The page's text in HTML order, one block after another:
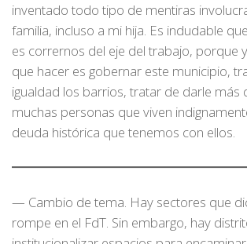
inventado todo tipo de mentiras
familia, incluso a mi hija. Es indudable
es corrernos del eje del trabajo, porque
que hacer es gobernar este municipio,
igualdad los barrios, tratar de darle más
muchas personas que viven
deuda histórica que tenemos con ellos.
— Cambio de tema. Hay sectores que
rompe en el FdT. Sin embargo, hay